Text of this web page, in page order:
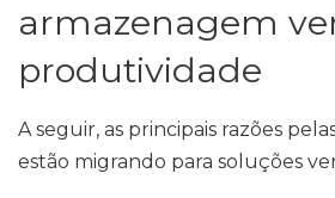
armazenagem
produtividade
A seguir, as principais razões
estão migrando para soluções